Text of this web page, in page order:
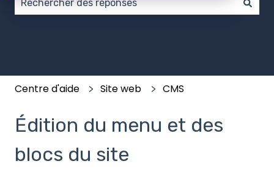
Centre d'aide Site web CMS
Édition du menu et des
blocs du site